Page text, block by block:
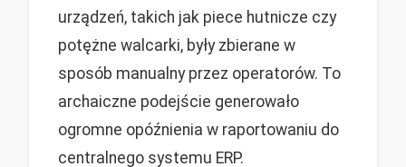
urządzeń, takich jak piece hutnicze czy
potężne walcarki, były zbierane w
sposób manualny przez operatorów. To
archaiczne podejście generowało
ogromne opóźnienia w raportowaniu do
centralnego systemu ERP.